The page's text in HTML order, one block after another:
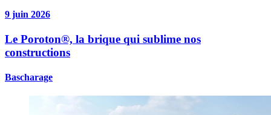
9 juin 2026
Le Poroton®, la brique qui sublime nos
constructions
Bascharage